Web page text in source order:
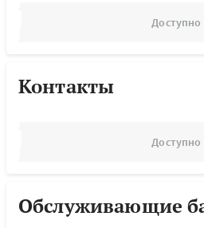
Доступно
Контакты
Доступно
Обслуживающие